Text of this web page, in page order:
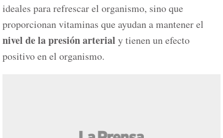
ideales para refrescar el organismo, sino que
proporcionan vitaminas que ayudan a mantener el
nivel de la presión arterial y tienen un efecto
positivo en el organismo.